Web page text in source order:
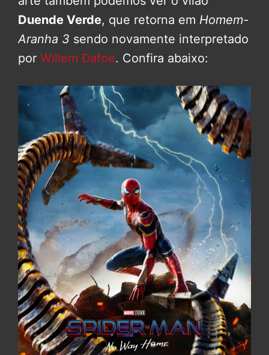
Duende Verde, que retorna em Homem-
Aranha 3 sendo novamente interpretado
por Willem Dafoe. Confira abaixo: